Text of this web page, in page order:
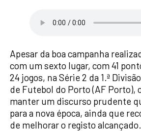
Apesar da boa campanha
com um sexto lugar, com 41
24 jogos, na Série 2 da 1.ª
de Futebol do Porto (AF Porto),
manter um discurso prudente
para a nova época, ainda que
de melhorar o registo alcançado.